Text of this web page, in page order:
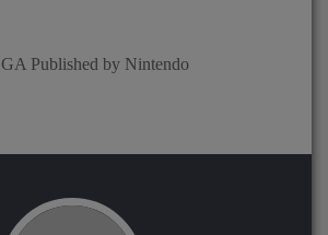
Published by Nintendo